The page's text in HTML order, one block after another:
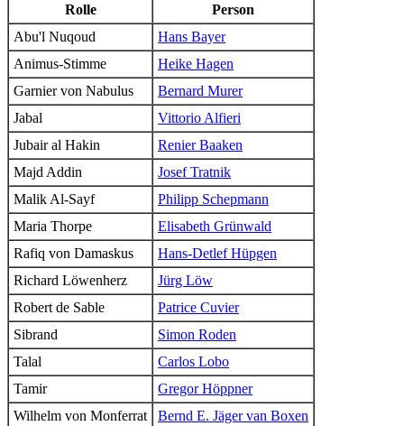
Rolle
Person
Abu'l Nuqoud
Hans Bayer
Animus-Stimme
Heike Hagen
Garnier von Nabulus
Bernard Murer
Jabal
Vittorio Alfieri
Jubair al Hakin
Renier Baaken
Majd Addin
Josef Tratnik
Malik Al-Sayf
Philipp Schepmann
Maria Thorpe
Elisabeth Grünwald
Rafiq von Damaskus
Hans-Detlef Hüpgen
Richard Löwenherz
Jürg Löw
Robert de Sable
Patrice Cuvier
Sibrand
Simon Roden
Talal
Carlos Lobo
Tamir
Gregor Höppner
Wilhelm von Monferrat
Bernd E. Jäger van Boxen